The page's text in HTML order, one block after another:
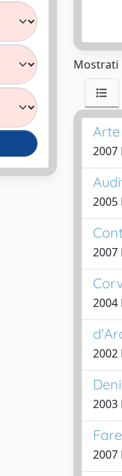
Mostrati
2007
2005
2007
2004
2002
2003
2007